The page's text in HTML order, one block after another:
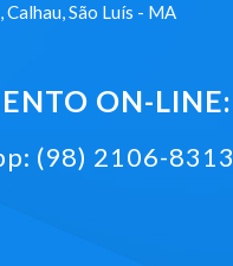
São Luís - MA
ON-LINE:
(98) 2106-8313